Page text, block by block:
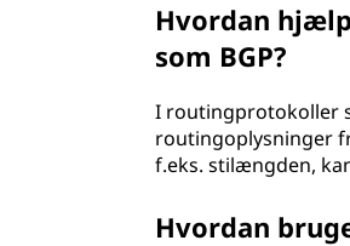
Hvordan
som BGP?
I routingprotokoller
routingoplysninger
f.eks. stilængden,
Hvordan